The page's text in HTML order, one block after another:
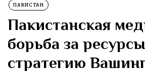
ПАКИСТАН
Пакистанская
борьба за
стратегию